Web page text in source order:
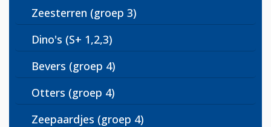
Zeesterren (groep 3)
Dino's (S+ 1,2,3)
Bevers (groep 4)
Otters (groep 4)
Zeepaardjes (groep 4)